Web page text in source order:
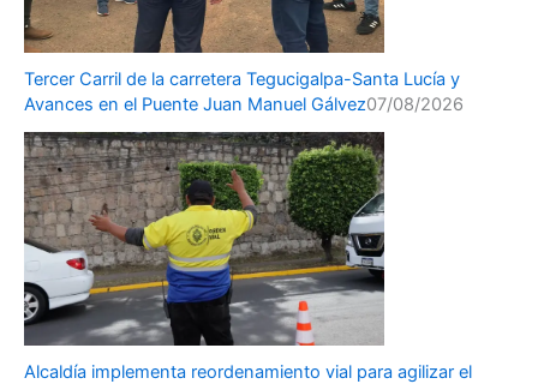
Tercer Carril de la carretera Tegucigalpa-Santa Lucía y
Avances en el Puente Juan Manuel Gálvez07/08/2026
Alcaldía implementa reordenamiento vial para agilizar el